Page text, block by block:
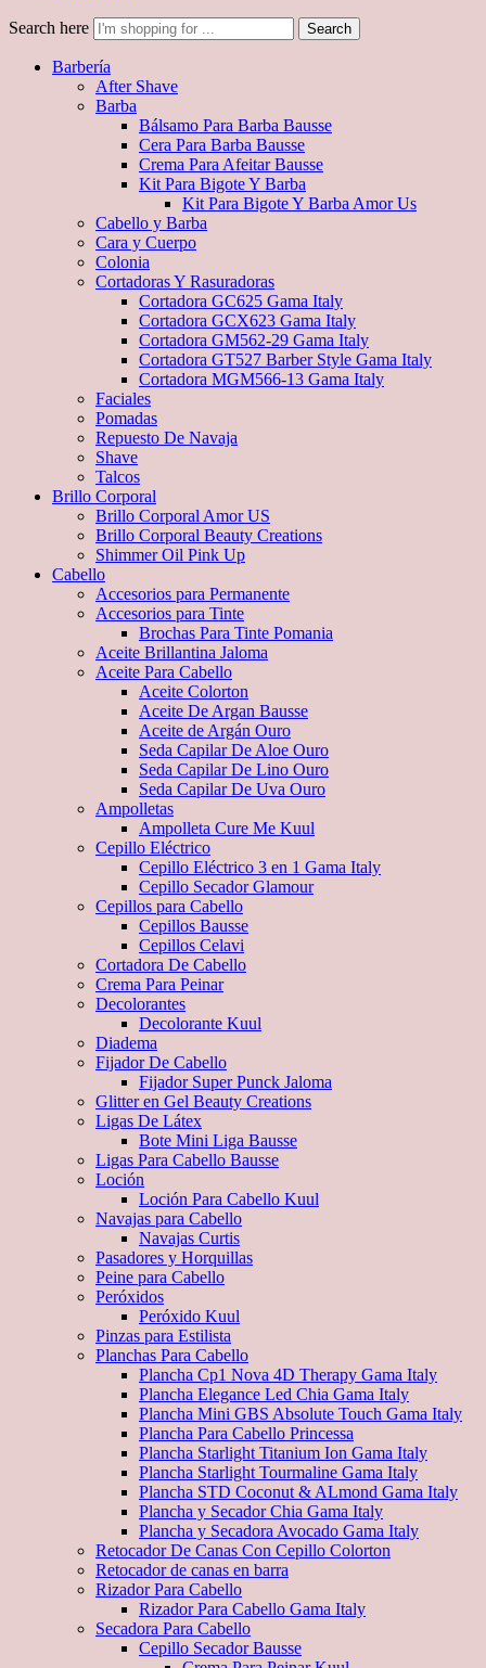
Search here Search
Barbería
After Shave
Barba
Bálsamo Para Barba Bausse
Cera Para Barba Bausse
Crema Para Afeitar Bausse
Kit Para Bigote Y Barba
Kit Para Bigote Y Barba Amor Us
Cabello y Barba
Cara y Cuerpo
Colonia
Cortadoras Y Rasuradoras
Cortadora GC625 Gama Italy
Cortadora GCX623 Gama Italy
Cortadora GM562-29 Gama Italy
Cortadora GT527 Barber Style Gama Italy
Cortadora MGM566-13 Gama Italy
Faciales
Pomadas
Repuesto De Navaja
Shave
Talcos
Brillo Corporal
Brillo Corporal Amor US
Brillo Corporal Beauty Creations
Shimmer Oil Pink Up
Cabello
Accesorios para Permanente
Accesorios para Tinte
Brochas Para Tinte Pomania
Aceite Brillantina Jaloma
Aceite Para Cabello
Aceite Colorton
Aceite De Argan Bausse
Aceite de Argán Ouro
Seda Capilar De Aloe Ouro
Seda Capilar De Lino Ouro
Seda Capilar De Uva Ouro
Ampolletas
Ampolleta Cure Me Kuul
Cepillo Eléctrico
Cepillo Eléctrico 3 en 1 Gama Italy
Cepillo Secador Glamour
Cepillos para Cabello
Cepillos Bausse
Cepillos Celavi
Cortadora De Cabello
Crema Para Peinar
Decolorantes
Decolorante Kuul
Diadema
Fijador De Cabello
Fijador Super Punck Jaloma
Glitter en Gel Beauty Creations
Ligas De Látex
Bote Mini Liga Bausse
Ligas Para Cabello Bausse
Loción
Loción Para Cabello Kuul
Navajas para Cabello
Navajas Curtis
Pasadores y Horquillas
Peine para Cabello
Peróxidos
Peróxido Kuul
Pinzas para Estilista
Planchas Para Cabello
Plancha Cp1 Nova 4D Therapy Gama Italy
Plancha Elegance Led Chia Gama Italy
Plancha Mini GBS Absolute Touch Gama Italy
Plancha Para Cabello Princessa
Plancha Starlight Titanium Ion Gama Italy
Plancha Starlight Tourmaline Gama Italy
Plancha STD Coconut & ALmond Gama Italy
Plancha y Secador Chia Gama Italy
Plancha y Secadora Avocado Gama Italy
Retocador De Canas Con Cepillo Colorton
Retocador de canas en barra
Rizador Para Cabello
Rizador Para Cabello Gama Italy
Secadora Para Cabello
Cepillo Secador Bausse